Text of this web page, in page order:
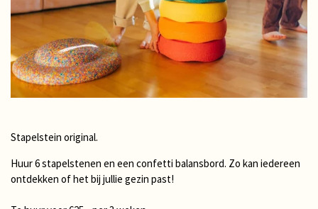
Stapelstein original.
Huur 6 stapelstenen en een confetti balansbord. Zo kan iedereen
ontdekken of het bij jullie gezin past!